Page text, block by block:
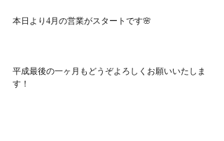
本日より4月の営業がスタートです🌸
平成最後の一ヶ月もどうぞよろしくお願いいたしま
す！